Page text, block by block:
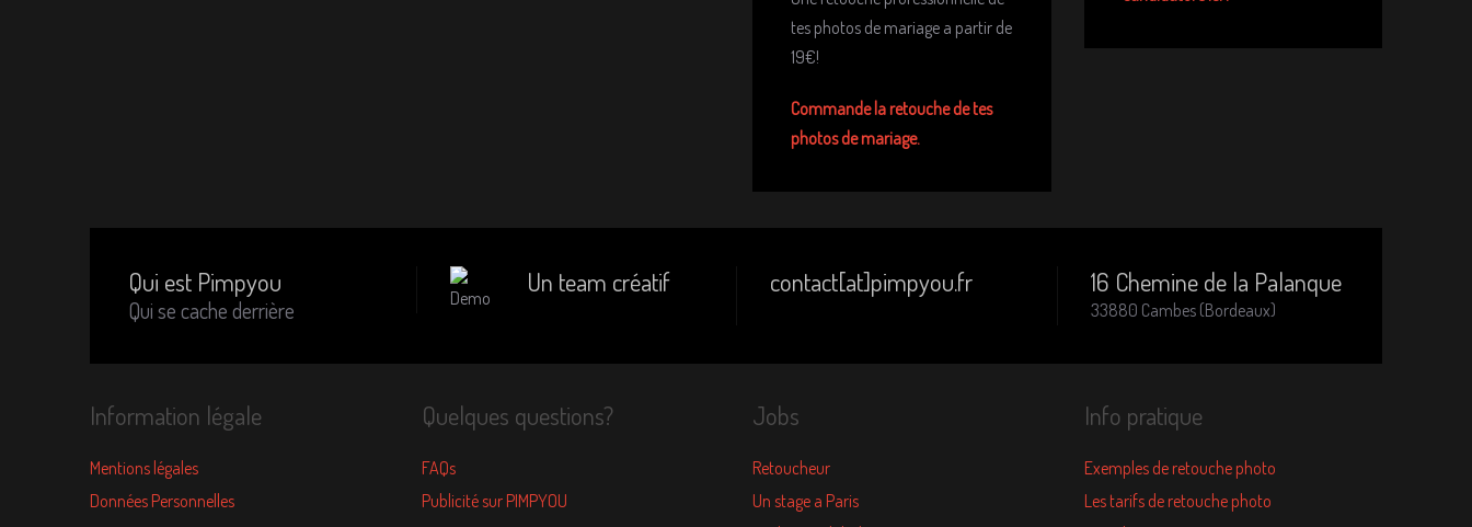
tes photos de mariage a partir de
19€!
Commande la retouche de tes
photos de mariage.
Qui est Pimpyou
Qui se cache derrière
Un team créatif contact[at]pimpyou.fr 16 Chemine de la Palanque
33880 Cambes (Bordeaux)
Information légale
Mentions légales
Données Personnelles
Quelques questions?
FAQs
Publicité sur PIMPYOU
Jobs
Retoucheur
Un stage a Paris
Info pratique
Exemples de retouche photo
Les tarifs de retouche photo